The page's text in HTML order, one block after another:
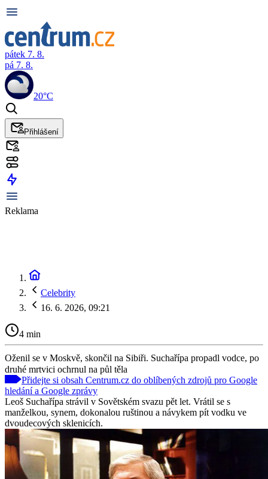
pátek 7. 8.
pá 7. 8.
20°C
Přihlášení
Reklama
Celebrity
16. 6. 2026, 09:21
4 min
Oženil se v Moskvě, skončil na Sibiři. Suchařípa propadl vodce, po
druhé mrtvici ochrnul na půl těla
Přidejte si obsah Centrum.cz do oblíbených zdrojů pro Google
hledání a Google zprávy
Leoš Suchařípa strávil v Sovětském svazu pět let. Vrátil se s
manželkou, synem, dokonalou ruštinou a návykem pít vodku ve
dvoudecových sklenicích.